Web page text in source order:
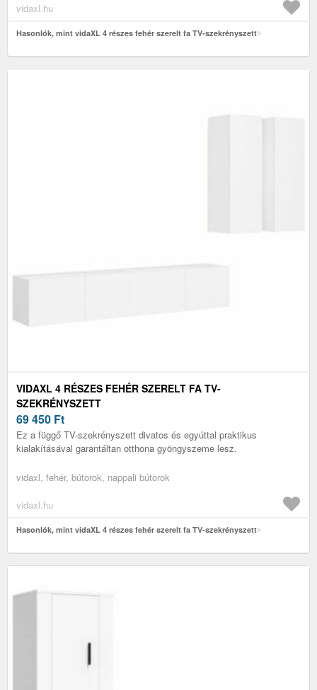
vidaxl.hu
Hasonlók, mint vidaXL 4 részes fehér szerelt fa TV-szekrényszett
VIDAXL 4 RÉSZES FEHÉR SZERELT FA TV-
SZEKRÉNYSZETT
69 450 Ft
Ez a függő TV-szekrényszett divatos és egyúttal praktikus
kialakításával garantáltan otthona gyöngyszeme lesz.
vidaxl, fehér, bútorok, nappali bútorok
vidaxl.hu
Hasonlók, mint vidaXL 4 részes fehér szerelt fa TV-szekrényszett